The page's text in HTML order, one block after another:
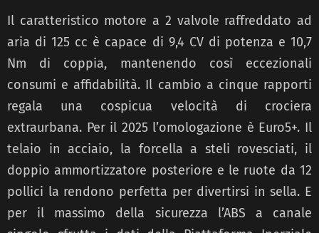
Il caratteristico motore a 2 valvole raffreddato ad
aria di 125 cc è capace di 9,4 CV di potenza e 10,7
Nm di coppia, mantenendo così eccezionali
consumi e affidabilità. Il cambio a cinque rapporti
regala una cospicua velocità di crociera
extraurbana. Per il 2025 l’omologazione è Euro5+. Il
telaio in acciaio, la forcella a steli rovesciati, il
doppio ammortizzatore posteriore e le ruote da 12
pollici la rendono perfetta per divertirsi in sella. E
per il massimo della sicurezza l’ABS a canale